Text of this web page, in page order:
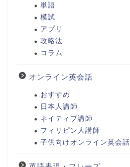
単語
模試
アプリ
攻略法
コラム
オンライン英会話
おすすめ
日本人講師
ネイティブ講師
フィリピン人講師
子供向けオンライン英会話